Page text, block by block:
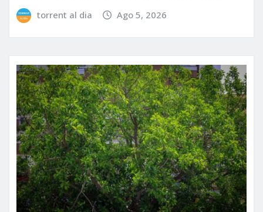
torrent al dia Ago 5, 2026